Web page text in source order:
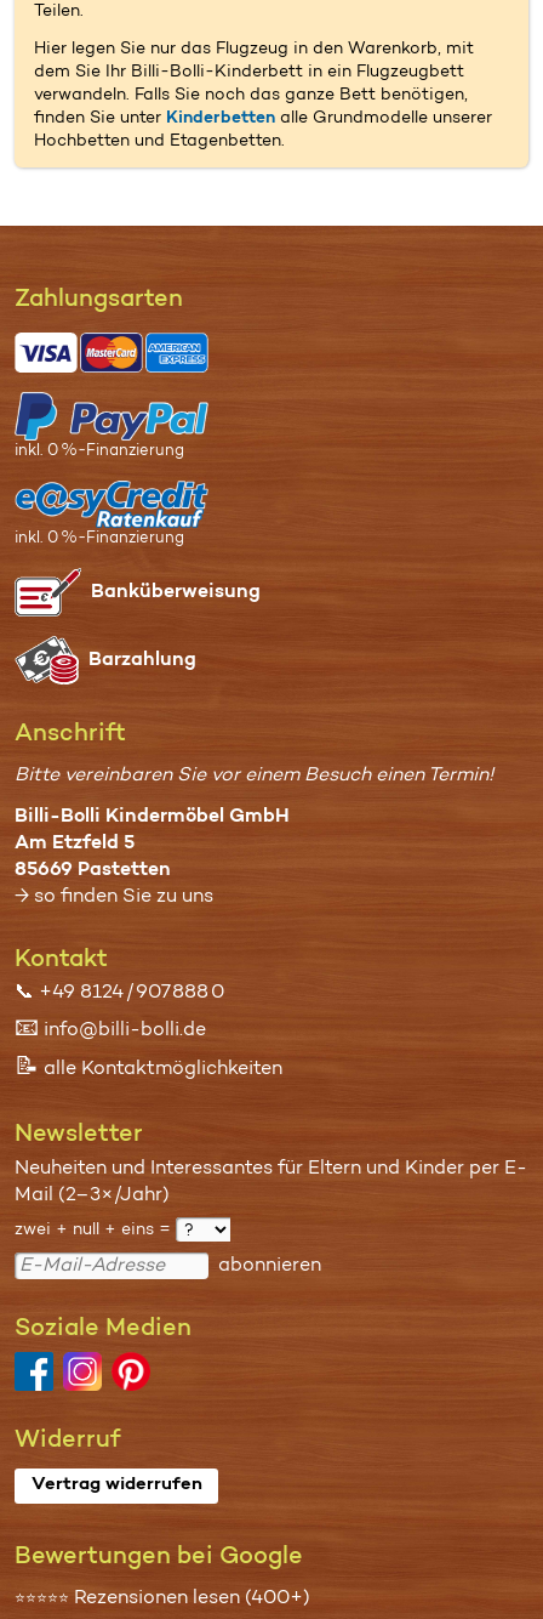
Teilen.
Hier legen Sie nur das Flugzeug in den Warenkorb, mit
dem Sie Ihr Billi-Bolli-Kinderbett in ein Flugzeugbett
verwandeln. Falls Sie noch das ganze Bett benötigen,
finden Sie unter Kinderbettenalle Grundmodelle unserer
Hochbetten und Etagenbetten.
Zahl­ungs­arten
inkl. 0 %-Finanzierung
inkl. 0 %-Finanzierung
Bank­überweisung
Bar­zahlung
Anschrift
Bitte vereinbaren Sie vor einem Besuch einen Termin!
Billi-Bolli Kindermöbel GmbH
Am Etzfeld 5
85669 Pastetten
→ so finden Sie zu uns
Kontakt
📞 +49 8124 / 907 888 0
📧 info@billi-bolli.de
📝 alle Kontaktmöglichkeiten
Newsletter
Neuheiten und Interessantes für Eltern und Kinder per E-
Mail (2–3×/Jahr)
zwei + null + eins =
abonnieren
Soziale Medien
Widerruf
Vertrag widerrufen
Bewertungen bei Google
⭐⭐⭐⭐⭐ Rezensionen lesen (400+)